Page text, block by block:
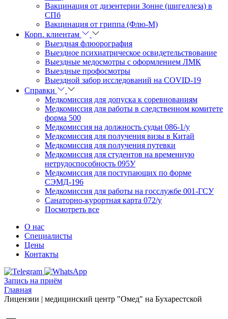
Вакцинация от дизентерии Зонне (шигеллеза) в
СПб
Вакцинация от гриппа (Флю-М)
Корп. клиентам
Выездная флюорография
Выездное психиатрическое освидетельствование
Выездные медосмотры с оформлением ЛМК
Выездные профосмотры
Выездной забор исследований на COVID-19
Справки
Медкомиссия для допуска к соревнованиям
Медкомиссия для работы в следственном комитете
форма 500
Медкомиссия на должность судьи 086-1/у
Медкомиссия для получения визы в Китай
Медкомиссия для получения путевки
Медкомиссия для студентов на временную
нетрудоспособность 095У
Медкомиссия для поступающих по форме
СЭМД-196
Медкомиссия для работы на госслужбе 001-ГСУ
Санаторно-курортная карта 072/у
Посмотреть все
О нас
Специалисты
Цены
Контакты
Запись на приём
Главная
Лицензии | медицинский центр "Омед" на Бухарестской